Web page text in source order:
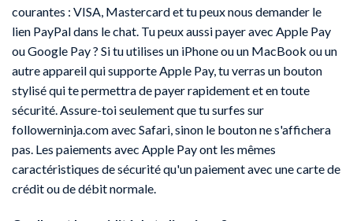
courantes : VISA, Mastercard et tu peux nous demander le
lien PayPal dans le chat. Tu peux aussi payer avec Apple Pay
ou Google Pay ? Si tu utilises un iPhone ou un MacBook ou un
autre appareil qui supporte Apple Pay, tu verras un bouton
stylisé qui te permettra de payer rapidement et en toute
sécurité. Assure-toi seulement que tu surfes sur
followerninja.com avec Safari, sinon le bouton ne s'affichera
pas. Les paiements avec Apple Pay ont les mêmes
caractéristiques de sécurité qu'un paiement avec une carte de
crédit ou de débit normale.